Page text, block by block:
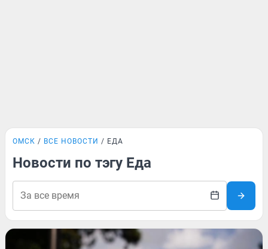
ОМСК ВСЕ НОВОСТИ ЕДА
Новости по тэгу Еда